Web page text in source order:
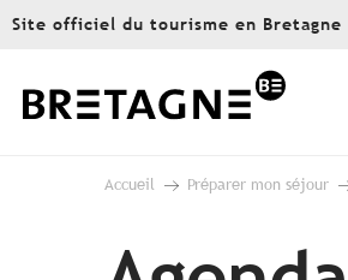
Aller
principal
Site officiel du tourisme en Bretagne
Accueil Préparer mon séjour